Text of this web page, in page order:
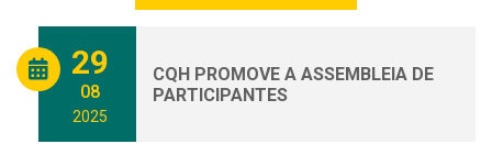
29
08
2025
CQH PROMOVE A ASSEMBLEIA DE
PARTICIPANTES